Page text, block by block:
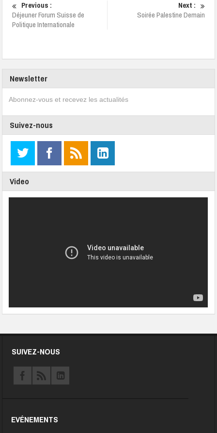
Previous :
Déjeuner Forum Suisse de
Politique Internationale
Next :
Soirée Palestine Demain
Newsletter
Abonnez-vous et recevez les actualités
Suivez-nous
Video
SUIVEZ-NOUS
EVÉNEMENTS